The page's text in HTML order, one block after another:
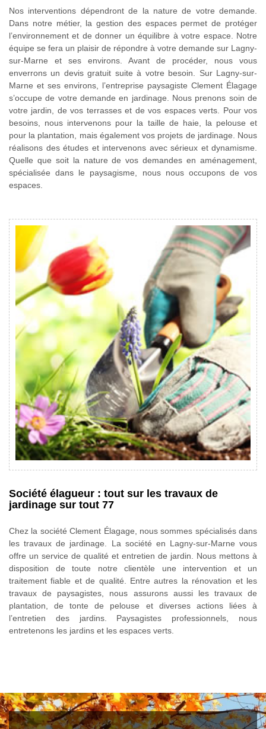
Nos interventions dépendront de la nature de votre demande.
Dans notre métier, la gestion des espaces permet de protéger
l’environnement et de donner un équilibre à votre espace. Notre
équipe se fera un plaisir de répondre à votre demande sur Lagny-
sur-Marne et ses environs. Avant de procéder, nous vous
enverrons un devis gratuit suite à votre besoin. Sur Lagny-sur-
Marne et ses environs, l’entreprise paysagiste Clement Élagage
s’occupe de votre demande en jardinage. Nous prenons soin de
votre jardin, de vos terrasses et de vos espaces verts. Pour vos
besoins, nous intervenons pour la taille de haie, la pelouse et
pour la plantation, mais également vos projets de jardinage. Nous
réalisons des études et intervenons avec sérieux et dynamisme.
Quelle que soit la nature de vos demandes en aménagement,
spécialisée dans le paysagisme, nous nous occupons de vos
espaces.
Société élagueur : tout sur les travaux de
jardinage sur tout 77
Chez la société Clement Élagage, nous sommes spécialisés dans
les travaux de jardinage. La société en Lagny-sur-Marne vous
offre un service de qualité et entretien de jardin. Nous mettons à
disposition de toute notre clientèle une intervention et un
traitement fiable et de qualité. Entre autres la rénovation et les
travaux de paysagistes, nous assurons aussi les travaux de
plantation, de tonte de pelouse et diverses actions liées à
l’entretien des jardins. Paysagistes professionnels, nous
entretenons les jardins et les espaces verts.